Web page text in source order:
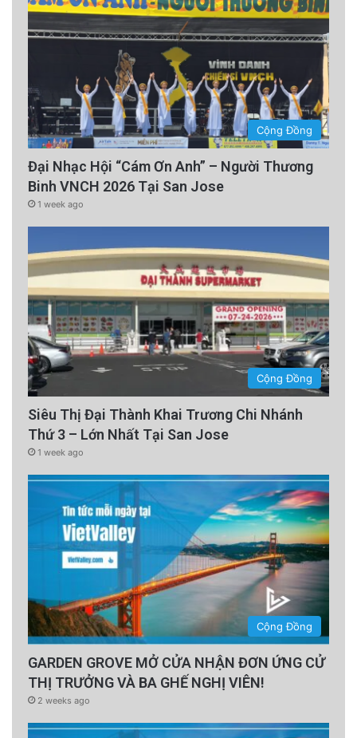
Cộng Đồng
Đại Nhạc Hội “Cám Ơn Anh” – Người Thương
Binh VNCH 2026 Tại San Jose
1 week ago
Cộng Đồng
Siêu Thị Đại Thành Khai Trương Chi Nhánh
Thứ 3 – Lớn Nhất Tại San Jose
1 week ago
Cộng Đồng
GARDEN GROVE MỞ CỬA NHẬN ĐƠN ỨNG CỬ
THỊ TRƯỞNG VÀ BA GHẾ NGHỊ VIÊN!
2 weeks ago